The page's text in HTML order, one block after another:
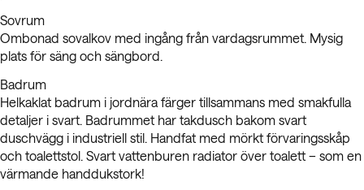
Sovrum
Ombonad sovalkov med ingång från vardagsrummet. Mysig
plats för säng och sängbord.
Badrum
Helkaklat badrum i jordnära färger tillsammans med smakfulla
detaljer i svart. Badrummet har takdusch bakom svart
duschvägg i industriell stil. Handfat med mörkt förvaringsskåp
och toalettstol. Svart vattenburen radiator över toalett – som en
värmande handdukstork!